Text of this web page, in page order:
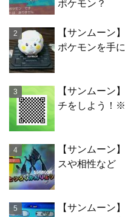
ポケモン？
【サンムーン
ポケモンを手
【サンムーン
チをしよう！
【サンムーン
スや相性など
【サンムーン